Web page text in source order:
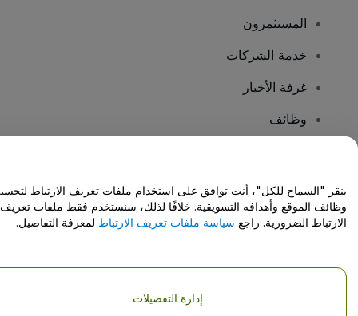
المستثمرون
خدمة الشركات
غرفة الأخبار
وظائف
مركز المساعدة / اتصل بنا
حقوق النشر © شركة فياجوجو المحدودة 2026
تفاصيل الشركة
بنقر "السماح للكل"، أنت توافق على استخدام ملفات تعريف الارتباط
وظائف الموقع وأهدافه التسويقية. خلافًا لذلك، سنستخدم فقط ملفات تعريف
الارتباط الضرورية. راجع سياسة ملفات تعريف الارتباط لمعرفة التفاصيل.
إدارة التفضيلات